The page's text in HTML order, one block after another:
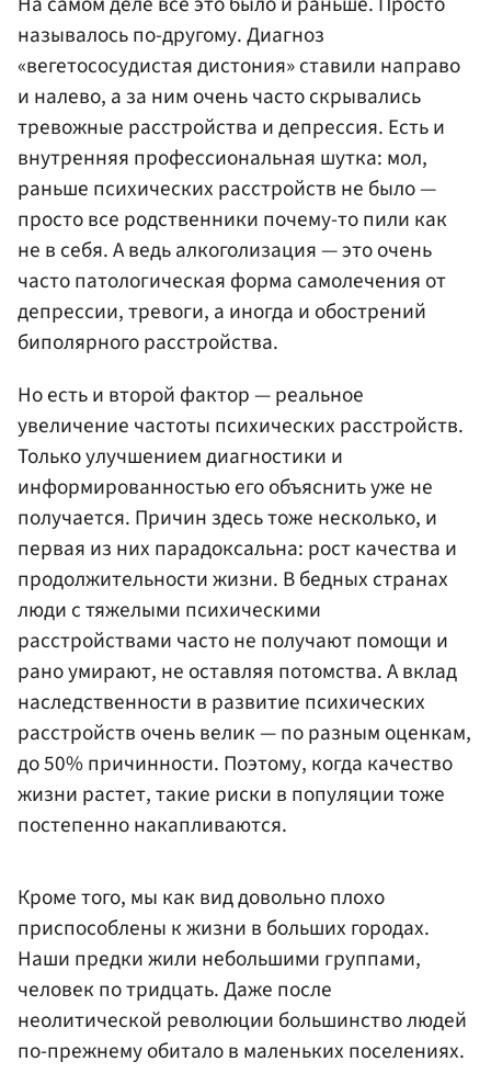
называлось по-другому. Диагноз
«вегетососудистая дистония» ставили направо
и налево, а за ним очень часто скрывались
тревожные расстройства и депрессия. Есть и
внутренняя профессиональная шутка: мол,
раньше психических расстройств не было —
просто все родственники почему-то пили как
не в себя. А ведь алкоголизация — это очень
часто патологическая форма самолечения от
депрессии, тревоги, а иногда и обострений
биполярного расстройства.
Но есть и второй фактор — реальное
увеличение частоты психических расстройств.
Только улучшением диагностики и
информированностью его объяснить уже не
получается. Причин здесь тоже несколько, и
первая из них парадоксальна: рост качества и
продолжительности жизни. В бедных странах
люди с тяжелыми психическими
расстройствами часто не получают помощи и
рано умирают, не оставляя потомства. А вклад
наследственности в развитие психических
расстройств очень велик — по разным оценкам,
до 50% причинности. Поэтому, когда качество
жизни растет, такие риски в популяции тоже
постепенно накапливаются.
Кроме того, мы как вид довольно плохо
приспособлены к жизни в больших городах.
Наши предки жили небольшими группами,
человек по тридцать. Даже после
неолитической революции большинство людей
по-прежнему обитало в маленьких поселениях.